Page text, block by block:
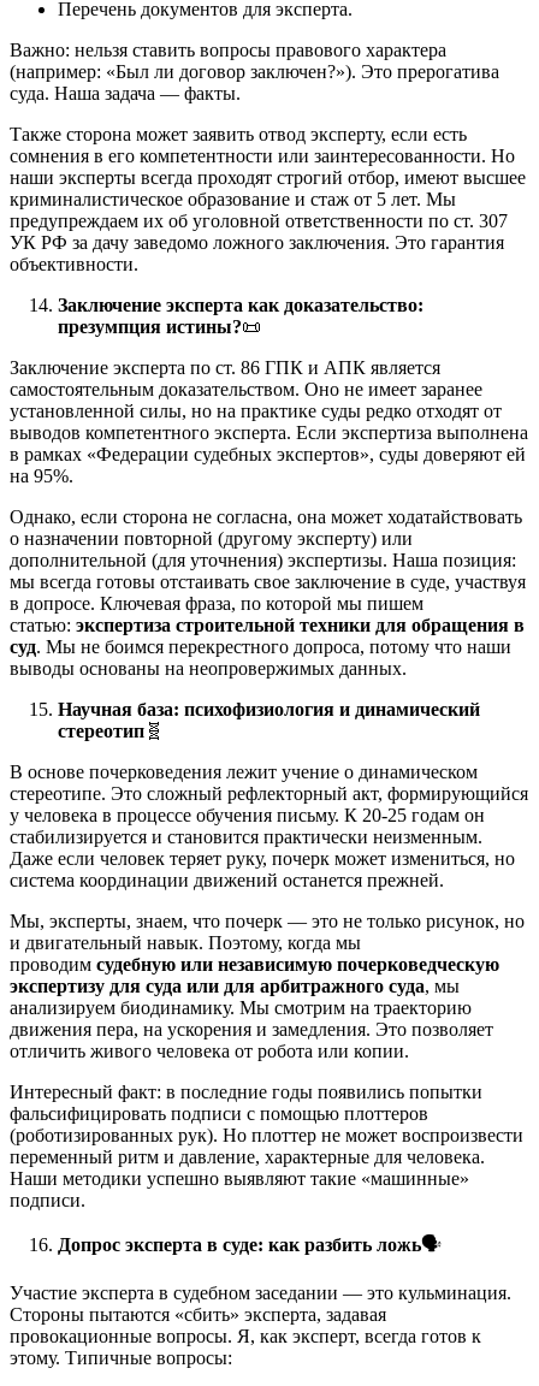
Перечень документов для эксперта.
Важно: нельзя ставить вопросы правового характера
(например: «Был ли договор заключен?»). Это прерогатива
суда. Наша задача — факты.
Также сторона может заявить отвод эксперту, если есть
сомнения в его компетентности или заинтересованности. Но
наши эксперты всегда проходят строгий отбор, имеют высшее
криминалистическое образование и стаж от 5 лет. Мы
предупреждаем их об уголовной ответственности по ст. 307
УК РФ за дачу заведомо ложного заключения. Это гарантия
объективности.
Заключение эксперта как доказательство:
презумпция истины?📜
Заключение эксперта по ст. 86 ГПК и АПК является
самостоятельным доказательством. Оно не имеет заранее
установленной силы, но на практике суды редко отходят от
выводов компетентного эксперта. Если экспертиза выполнена
в рамках «Федерации судебных экспертов», суды доверяют ей
на 95%.
Однако, если сторона не согласна, она может ходатайствовать
о назначении повторной (другому эксперту) или
дополнительной (для уточнения) экспертизы. Наша позиция:
мы всегда готовы отстаивать свое заключение в суде, участвуя
в допросе. Ключевая фраза, по которой мы пишем
статью: экспертиза строительной техники для обращения в
суд. Мы не боимся перекрестного допроса, потому что наши
выводы основаны на неопровержимых данных.
Научная база: психофизиология и динамический
стереотип 🧬
В основе почерковедения лежит учение о динамическом
стереотипе. Это сложный рефлекторный акт, формирующийся
у человека в процессе обучения письму. К 20-25 годам он
стабилизируется и становится практически неизменным.
Даже если человек теряет руку, почерк может измениться, но
система координации движений останется прежней.
Мы, эксперты, знаем, что почерк — это не только рисунок, но
и двигательный навык. Поэтому, когда мы
проводим судебную или независимую почерковедческую
экспертизу для суда или для арбитражного суда, мы
анализируем биодинамику. Мы смотрим на траекторию
движения пера, на ускорения и замедления. Это позволяет
отличить живого человека от робота или копии.
Интересный факт: в последние годы появились попытки
фальсифицировать подписи с помощью плоттеров
(роботизированных рук). Но плоттер не может воспроизвести
переменный ритм и давление, характерные для человека.
Наши методики успешно выявляют такие «машинные»
подписи.
Допрос эксперта в суде: как разбить ложь🗣️
Участие эксперта в судебном заседании — это кульминация.
Стороны пытаются «сбить» эксперта, задавая
провокационные вопросы. Я, как эксперт, всегда готов к
этому. Типичные вопросы: